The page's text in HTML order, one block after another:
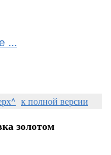
...
к полной версии
золотом